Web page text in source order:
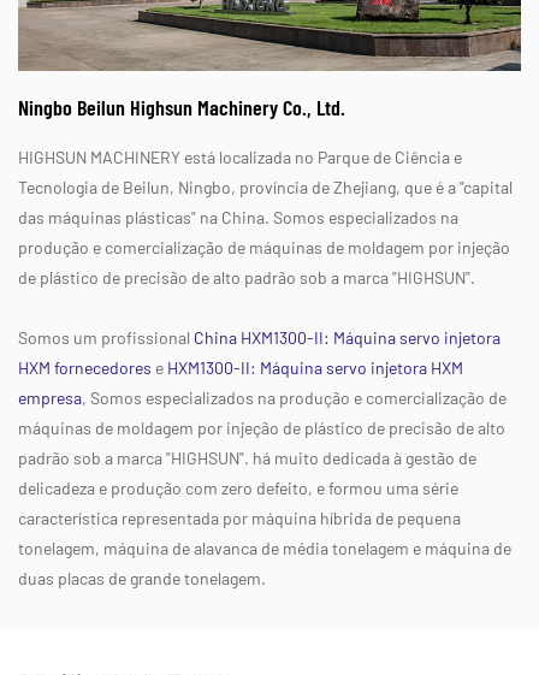
Ningbo Beilun Highsun Machinery Co., Ltd.
HIGHSUN MACHINERY está localizada no Parque de Ciência e
Tecnologia de Beilun, Ningbo, província de Zhejiang, que é a "capital
das máquinas plásticas" na China. Somos especializados na
produção e comercialização de máquinas de moldagem por injeção
de plástico de precisão de alto padrão sob a marca "HIGHSUN".
Somos um profissional China HXM1300-II: Máquina servo injetora
HXM fornecedores e HXM1300-II: Máquina servo injetora HXM
empresa, Somos especializados na produção e comercialização de
máquinas de moldagem por injeção de plástico de precisão de alto
padrão sob a marca "HIGHSUN". há muito dedicada à gestão de
delicadeza e produção com zero defeito, e formou uma série
característica representada por máquina híbrida de pequena
tonelagem, máquina de alavanca de média tonelagem e máquina de
duas placas de grande tonelagem.